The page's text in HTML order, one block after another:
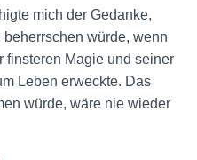
mich der Gedanke,
würde, wenn
finsteren Magie und seiner
Leben erweckte. Das
würde, wäre nie wieder